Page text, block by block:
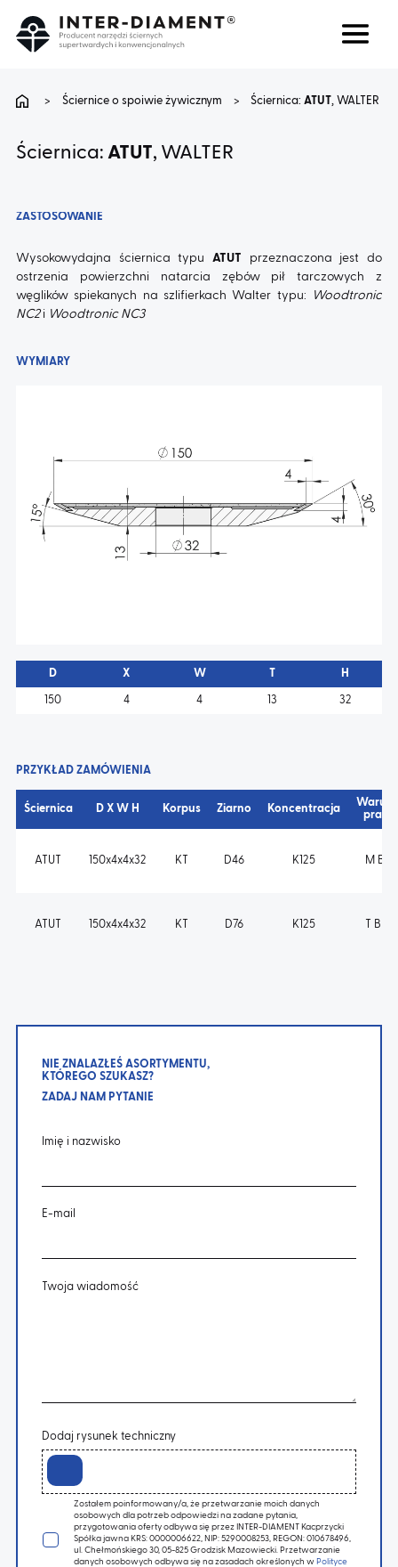
FAQ
KONTAKT
> Ściernice o spoiwie żywicznym > Ściernica:ATUT, WALTER
Ściernica: ATUT, WALTER
ZASTOSOWANIE
Wysokowydajna ściernica typu ATUT przeznaczona jest do
ostrzenia powierzchni natarcia zębów pił tarczowych z
węglików spiekanych na szlifierkach Walter typu:
Woodtronic
NC2i Woodtronic NC3
WYMIARY
D X W H
150 4 4 13 32
PRZYKŁAD ZAMÓWIENIA
Ściernica D X W H Korpus Ziarno Koncentracja
pracy
ATUT 150x4x4x32 KT D46 K125 M B s
ATUT 150x4x4x32 KT D76 K125 T B m
NIE ZNALAZŁEŚ ASORTYMENTU,
KTÓREGO SZUKASZ?
ZADAJ NAM PYTANIE
Imię i nazwisko
E-mail
Twoja wiadomość
Dodaj rysunek techniczny
Zostałem poinformowany/a, że przetwarzanie moich danych
osobowych dla potrzeb odpowiedzi na zadane pytania,
przygotowania oferty odbywa się przez INTER-DIAMENT Kacprzycki
Spółka jawna KRS: 0000006622, NIP: 5290008253, REGON: 010678496,
ul. Chełmońskiego 30, 05-825 Grodzisk Mazowiecki. Przetwarzanie
danych osobowych odbywa się na zasadach określonych w Polityce